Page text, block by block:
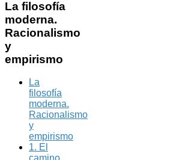
La filosofía
moderna.
Racionalismo
y
empirismo
La
filosofía
moderna.
Racionalismo
y
empirismo
1. El